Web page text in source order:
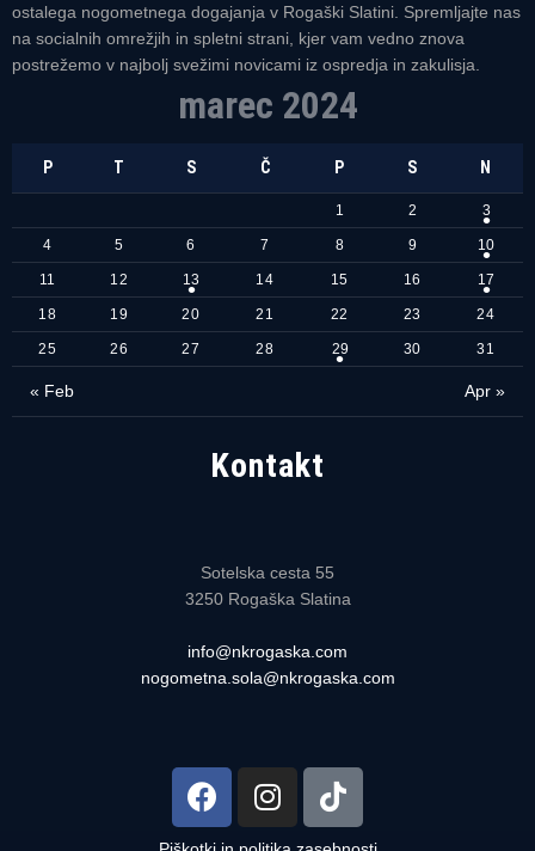
ostalega nogometnega dogajanja v Rogaški Slatini. Spremljajte nas
na socialnih omrežjih in spletni strani, kjer vam vedno znova
postrežemo v najbolj svežimi novicami iz ospredja in zakulisja.
marec 2024
P T S Č P S N
« Feb Apr »
1 2 3
4 5 6 7 8 9 10
11 12 13 14 15 16 17
18 19 20 21 22 23 24
25 26 27 28 29 30 31
Kontakt
Sotelska cesta 55
3250 Rogaška Slatina
info@nkrogaska.com
nogometna.sola@nkrogaska.com